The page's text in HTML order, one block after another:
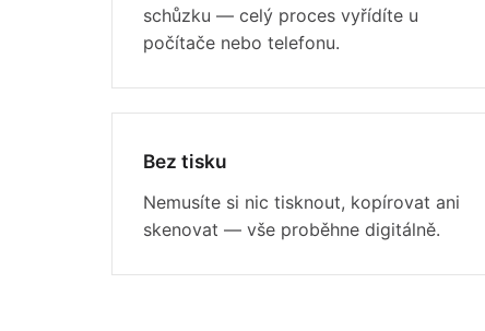
schůzku — celý proces vyřídíte u
počítače nebo telefonu.
Bez tisku
Nemusíte si nic tisknout, kopírovat ani
skenovat — vše proběhne digitálně.